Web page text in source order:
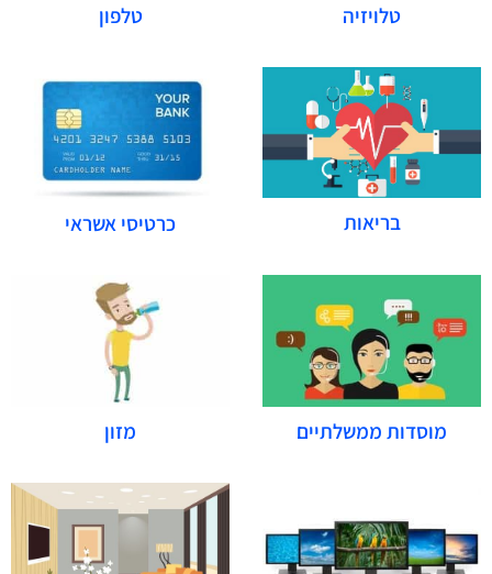
טלויזיה טלפון
בריאות כרטיסי אשראי
מוסדות ממשלתיים מזון